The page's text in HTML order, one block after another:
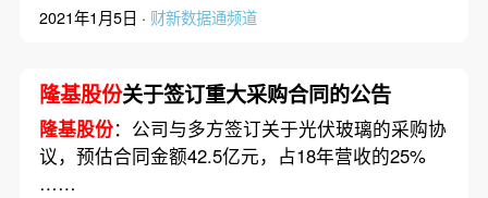
2021年1月5日 · 财新数据通频道
隆基股份关于签订重大采购合同的公告
隆基股份：公司与多方签订关于光伏玻璃的采购协
议，预估合同金额42.5亿元，占18年营收的25%
……